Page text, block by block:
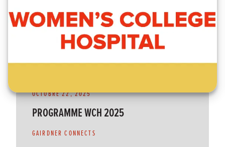
OCTOBRE 22, 2025
PROGRAMME WCH 2025
GAIRDNER CONNECTS